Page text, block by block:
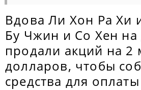
Вдова Ли Хон Ра Хи
Бу Чжин и Со Хен на
продали акций на 2
долларов, чтобы
средства для оплаты